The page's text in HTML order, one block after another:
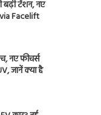
टेंशन, नए
Facelift
नए फीचर्स
जानें क्या है